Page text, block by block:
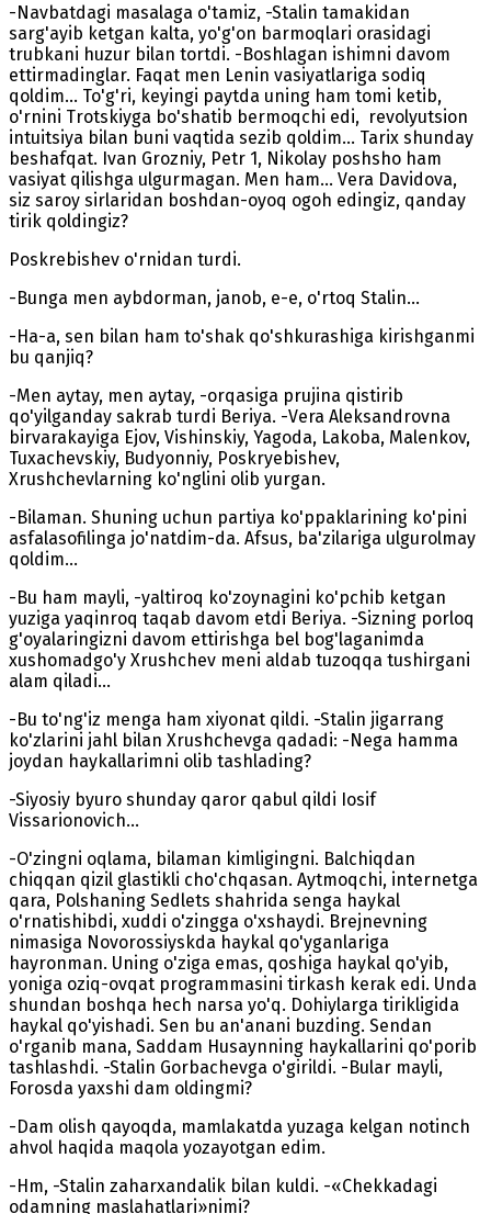
-Navbatdagi masalaga o'tamiz, -Stalin tamakidan
sarg'ayib ketgan kalta, yo'g'on barmoqlari orasidagi
trubkani huzur bilan tortdi. -Boshlagan ishimni davom
ettirmadinglar. Faqat men Lenin vasiyatlariga sodiq
qoldim... To'g'ri, keyingi paytda uning ham tomi ketib,
o'rnini Trotskiyga bo'shatib bermoqchi edi, revolyutsion
intuitsiya bilan buni vaqtida sezib qoldim... Tarix shunday
beshafqat. Ivan Grozniy, Petr 1, Nikolay poshsho ham
vasiyat qilishga ulgurmagan. Men ham... Vera Davidova,
siz saroy sirlaridan boshdan-oyoq ogoh edingiz, qanday
tirik qoldingiz?
Poskrebishev o'rnidan turdi.
-Bunga men aybdorman, janob, e-e, o'rtoq Stalin...
-Ha-a, sen bilan ham to'shak qo'shkurashiga kirishganmi
bu qanjiq?
-Men aytay, men aytay, -orqasiga prujina qistirib
qo'yilganday sakrab turdi Beriya. -Vera Aleksandrovna
birvarakayiga Ejov, Vishinskiy, Yagoda, Lakoba, Malenkov,
Tuxachevskiy, Budyonniy, Poskryebishev,
Xrushchevlarning ko'nglini olib yurgan.
-Bilaman. Shuning uchun partiya ko'ppaklarining ko'pini
asfalasofilinga jo'natdim-da. Afsus, ba'zilariga ulgurolmay
qoldim...
-Bu ham mayli, -yaltiroq ko'zoynagini ko'pchib ketgan
yuziga yaqinroq taqab davom etdi Beriya. -Sizning porloq
g'oyalaringizni davom ettirishga bel bog'laganimda
xushomadgo'y Xrushchev meni aldab tuzoqqa tushirgani
alam qiladi...
-Bu to'ng'iz menga ham xiyonat qildi. -Stalin jigarrang
ko'zlarini jahl bilan Xrushchevga qadadi: -Nega hamma
joydan haykallarimni olib tashlading?
-Siyosiy byuro shunday qaror qabul qildi Iosif
Vissarionovich...
-O'zingni oqlama, bilaman kimligingni. Balchiqdan
chiqqan qizil glastikli cho'chqasan. Aytmoqchi, internetga
qara, Polshaning Sedlets shahrida senga haykal
o'rnatishibdi, xuddi o'zingga o'xshaydi. Brejnevning
nimasiga Novorossiyskda haykal qo'yganlariga
hayronman. Uning o'ziga emas, qoshiga haykal qo'yib,
yoniga oziq-ovqat programmasini tirkash kerak edi. Unda
shundan boshqa hech narsa yo'q. Dohiylarga tirikligida
haykal qo'yishadi. Sen bu an'anani buzding. Sendan
o'rganib mana, Saddam Husaynning haykallarini qo'porib
tashlashdi. -Stalin Gorbachevga o'girildi. -Bular mayli,
Forosda yaxshi dam oldingmi?
-Dam olish qayoqda, mamlakatda yuzaga kelgan notinch
ahvol haqida maqola yozayotgan edim.
-Hm, -Stalin zaharxandalik bilan kuldi. -«Chekkadagi
odamning maslahatlari»nimi?